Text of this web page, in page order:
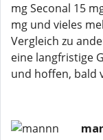
mg Seconal 15
mg und vieles
Vergleich zu
eine langfristige
und hoffen, bald